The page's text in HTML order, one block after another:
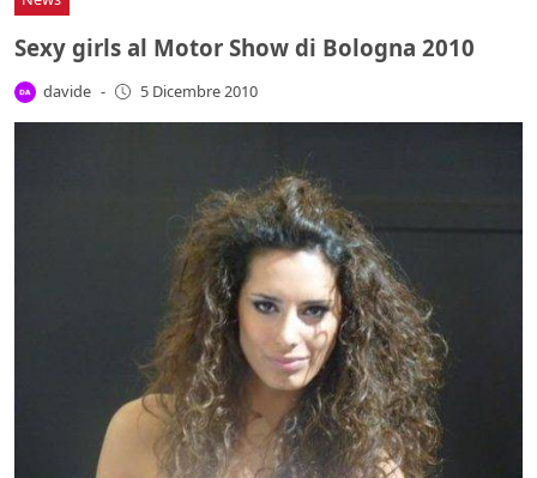
Sexy girls al Motor Show di Bologna 2010
davide - 5 Dicembre 2010